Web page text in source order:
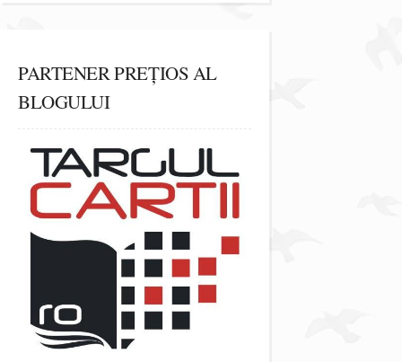
PARTENER PREȚIOS AL
BLOGULUI